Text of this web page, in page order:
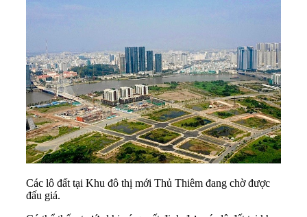
Các lô đất tại Khu đô thị mới Thủ Thiêm đang chờ được
đấu giá.